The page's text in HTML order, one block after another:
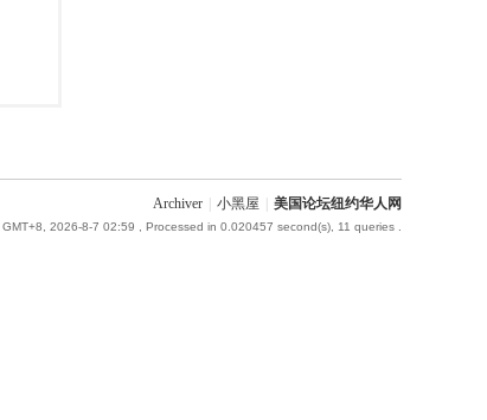
Archiver 小黑屋 美国论坛纽约华人网
GMT+8, 2026-8-7 02:59 , Processed in 0.020457 second(s), 11 queries .